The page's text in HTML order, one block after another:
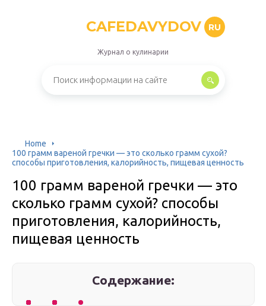
CAFEDAVYDOV RU
Журнал о кулинарии
Home
100 грамм вареной гречки — это сколько грамм сухой?
способы приготовления, калорийность, пищевая ценность
100 грамм вареной гречки — это
сколько грамм сухой? способы
приготовления, калорийность,
пищевая ценность
Содержание: